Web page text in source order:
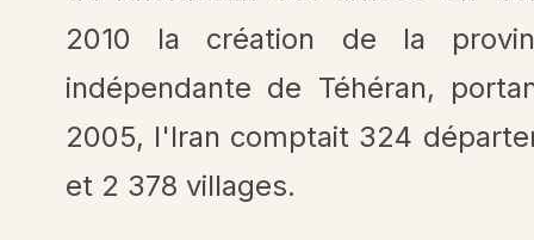
2010 la création de la
indépendante de Téhéran,
2005, l'Iran comptait 324
et 2 378 villages.